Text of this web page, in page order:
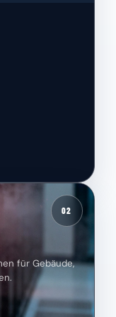
02
für Gebäude,